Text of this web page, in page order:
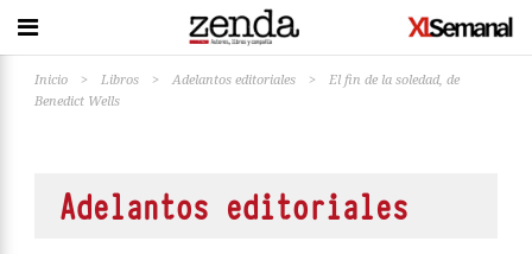
Inicio > Libros > Adelantos editoriales >
El fin de la soledad, de
Benedict Wells
Adelantos editoriales